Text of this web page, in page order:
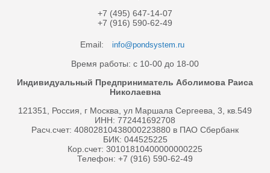
+7 (495) 647-14-07
+7 (916) 590-62-49
Email: info@pondsystem.ru
Время работы: с 10-00 до 18-00
Индивидуальный Предприниматель Аболимова Раиса
Николаевна
121351, Россия, г Москва, ул Маршала Сергеева, 3, кв.549
ИНН: 772441692708
Расч.счет: 40802810438000223880 в ПАО Сбербанк
БИК: 044525225
Кор.счет: 30101810400000000225
Телефон: +7 (916) 590-62-49